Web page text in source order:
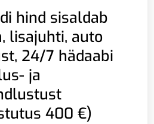
hind sisaldab
lisajuhti, auto
24/7 hädaabi
ja
400 €)